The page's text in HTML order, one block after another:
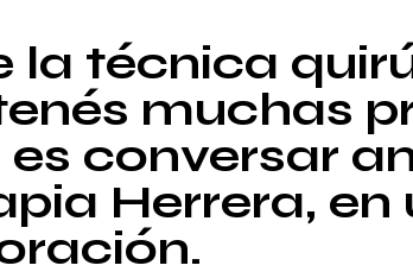
la técnica
muchas
conversar
Herrera,